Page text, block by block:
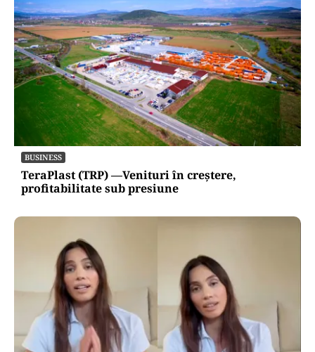
BUSINESS
TeraPlast (TRP) —Venituri în creștere,
profitabilitate sub presiune